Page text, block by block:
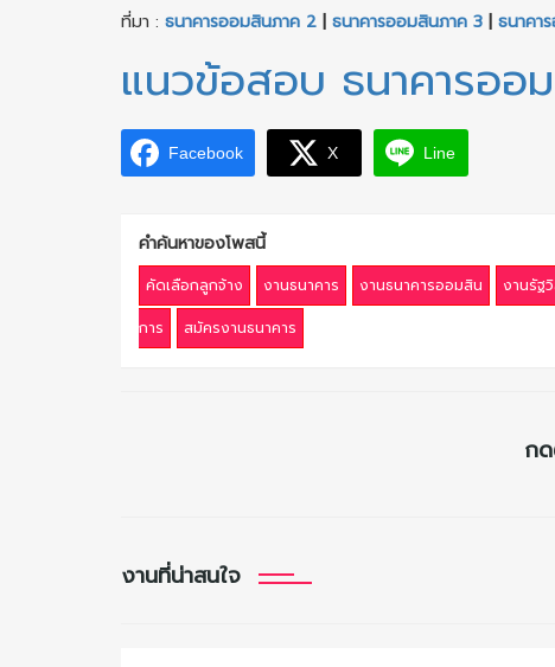
ที่มา : ธนาคารออมสินภาค 2 ธนาคารออมสินภาค 3 ธนาคา
แนวข้อสอบ ธนาคารออ
Facebook X Line
คำค้นหาของโพสนี้
คัดเลือกลูกจ้าง งานธนาคาร งานธนาคารออมสิน งานรัฐ
การ
สมัครงานธนาคาร
ก
งานที่น่าสนใจ